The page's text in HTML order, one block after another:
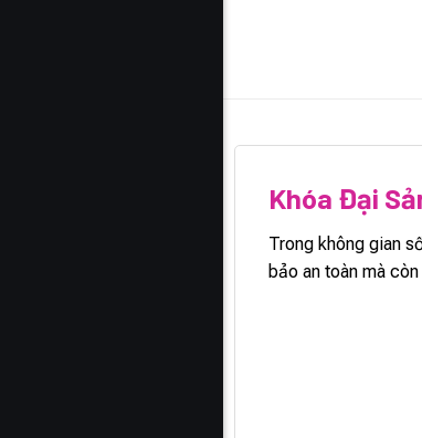
Khóa Đại
Trong không gian
bảo an toàn mà